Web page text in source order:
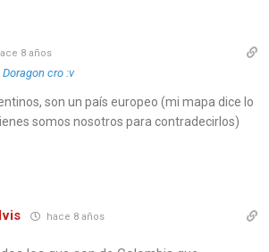
8 años
Doragon cro :v
son un país europeo (mi mapa dice lo
somos nosotros para contradecirlos)
hace 8 años